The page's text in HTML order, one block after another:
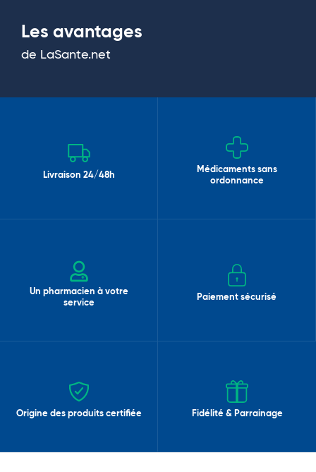
Les avantages
de LaSante.net
Livraison 24/48h
Médicaments sans
ordonnance
Un pharmacien à votre
service
Paiement sécurisé
Origine des produits certifiée Fidélité & Parrainage